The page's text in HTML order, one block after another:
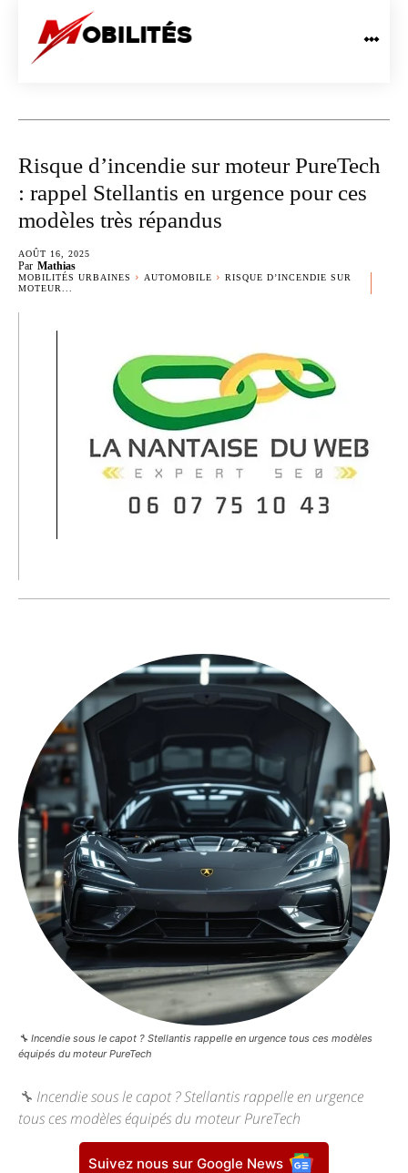
Risque d’incendie sur moteur PureTech
: rappel Stellantis en urgence pour ces
modèles très répandus
AOÛT 16, 2025
Par Mathias
MOBILITÉS URBAINES AUTOMOBILE
RISQUE D’INCENDIE SUR
MOTEUR...
🔧 Incendie sous le capot ? Stellantis rappelle en urgence tous ces modèles
équipés du moteur PureTech
🔧 Incendie sous le capot ? Stellantis rappelle en urgence
tous ces modèles équipés du moteur PureTech
Suivez nous sur Google News